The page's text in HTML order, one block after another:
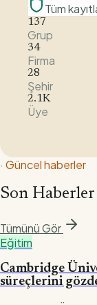
Tüm
137
Grup
34
Firma
28
Şehir
2.1K
Üye
· Güncel haberler
Son Haberler
Tümünü Gör
Eğitim
Cambridge
süreçlerini